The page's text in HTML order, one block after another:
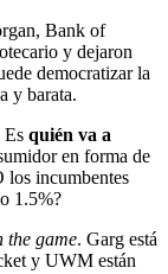
Bank of
y dejaron
democratizar la
y barata.
Es quién va a
en forma de
los incumbentes
1.5%?
the game. Garg está
y UWM están